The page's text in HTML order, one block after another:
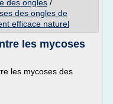
des ongles /
des ongles de
efficace naturel
les mycoses
les mycoses des